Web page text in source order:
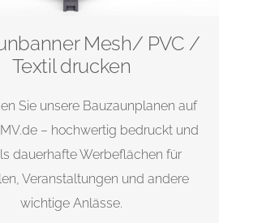
Mesh/ PVC /
Textil drucken
Sie unsere Bauzaunplanen auf
– hochwertig bedruckt und
dauerhafte Werbeflächen für
Veranstaltungen und andere
wichtige Anlässe.